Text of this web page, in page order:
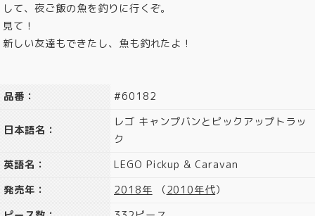
して、夜ご飯の魚を釣りに行くぞ。
見て！
新しい友達もできたし、魚も釣れたよ！
品番： #60182
日本語名：
レゴ キャンプバンとピックアップトラッ
ク
英語名：
LEGO Pickup & Caravan
発売年：
2018年 （2010年代）